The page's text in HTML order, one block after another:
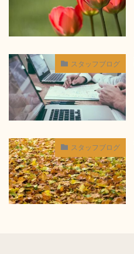
スタッフブログ
スタッフブログ